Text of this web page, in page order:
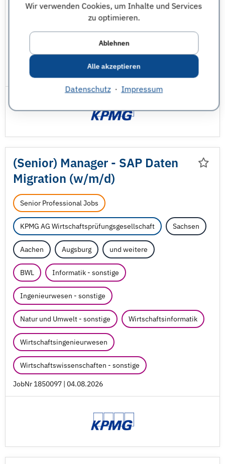
Wir verwenden Cookies, um Inhalte und Services
zu optimieren.
Ablehnen
Alle akzeptieren
Datenschutz· Impressum
Steuern Wirtschaftsinformatik
Wirtschaftsprüfung
Wirtschaftswissenschaften - sonstige
JobNr 1850135 | 04.08.2026
(Senior) Manager - SAP Daten
Migration (w/m/d)
Senior Professional Jobs
KPMG AG Wirtschaftsprüfungsgesellschaft Sachsen
Aachen Augsburg und weitere
BWL Informatik - sonstige
Ingenieurwesen - sonstige
Natur und Umwelt - sonstige Wirtschaftsinformatik
Wirtschaftsingenieurwesen
Wirtschaftswissenschaften - sonstige
JobNr 1850097 | 04.08.2026